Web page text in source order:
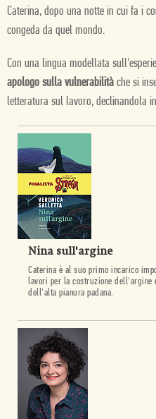
Caterina, dopo una notte in cui fa i
congeda da quel mondo.
Con una lingua modellata
apologo sulla vulnerabilità che si
letteratura sul lavoro, declinandola
Nina sull'argine
Caterina è al suo primo incarico
lavori per la costruzione dell'argine
dell'alta pianura padana.